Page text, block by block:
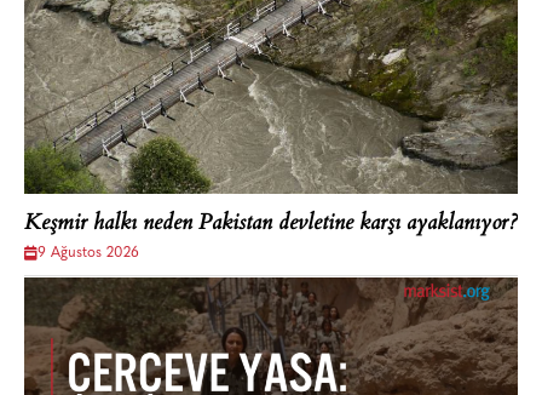
Keşmir halkı neden Pakistan devletine karşı ayaklanıyor?
9 Ağustos 2026